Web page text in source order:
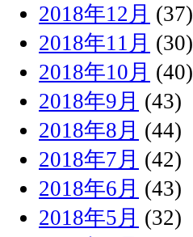
2018年12月 (37)
2018年11月 (30)
2018年10月 (40)
2018年9月 (43)
2018年8月 (44)
2018年7月 (42)
2018年6月 (43)
2018年5月 (32)